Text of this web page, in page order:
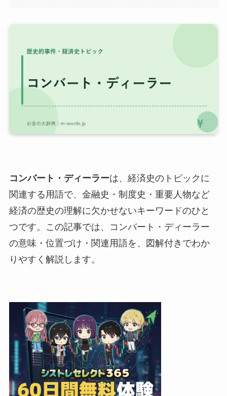
コンバート・ディーラーは、経済史のトピックに
関連する用語で、金融史・制度史・重要人物など
経済の歴史の理解に欠かせないキーワードのひと
つです。この記事では、コンバート・ディーラー
の意味・位置づけ・関連用語を、図解付きでわか
りやすく解説します。